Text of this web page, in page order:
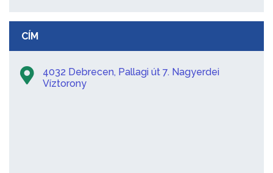
CÍM
4032 Debrecen, Pallagi út 7. Nagyerdei
Víztorony